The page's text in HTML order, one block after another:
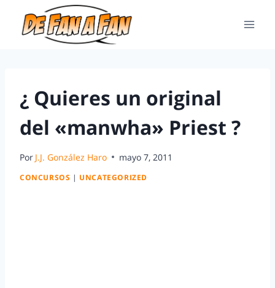
¿ Quieres un original
del «manwha» Priest ?
Por J.J. González Haro mayo 7, 2011
CONCURSOS | UNCATEGORIZED